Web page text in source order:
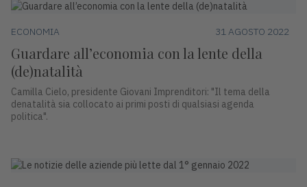
ECONOMIA 31 AGOSTO 2022
Guardare all’economia con la lente della
(de)natalità
Camilla Cielo, presidente Giovani Imprenditori: "Il tema della
denatalità sia collocato ai primi posti di qualsiasi agenda
politica".